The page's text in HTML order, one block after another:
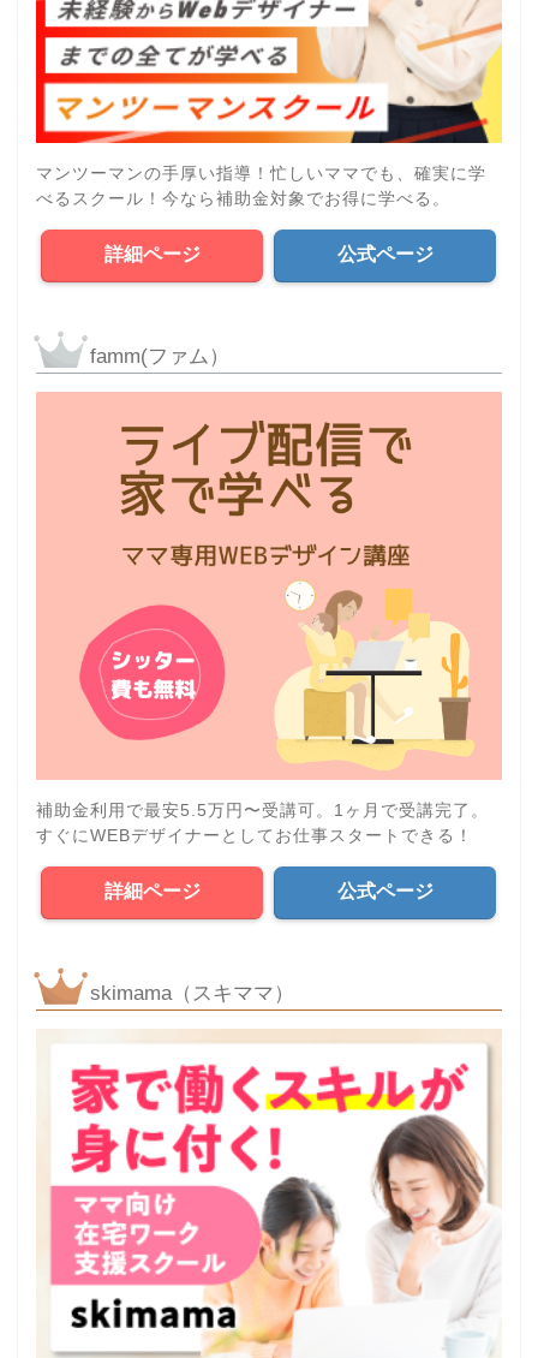
マンツーマンの手厚い指導！忙しいママでも、確実に学
べるスクール！今なら補助金対象でお得に学べる。
詳細ページ 公式ページ
famm(ファム）
補助金利用で最安5.5万円〜受講可。1ヶ月で受講完了。
すぐにWEBデザイナーとしてお仕事スタートできる！
詳細ページ 公式ページ
skimama（スキママ）